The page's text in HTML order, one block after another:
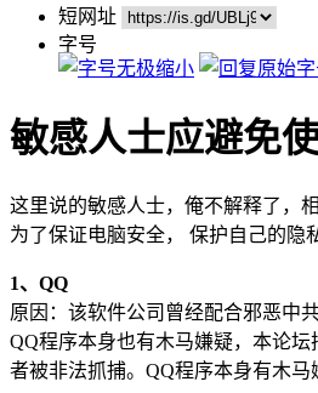
短网址
字号
敏感人士应避免
这里说的敏感人士，俺不解释了，
为了保证电脑安全， 保护自己的隐
1、QQ
原因：该软件公司曾经配合邪恶中
QQ程序本身也有木马嫌疑，本论
者被非法抓捕。QQ程序本身有木